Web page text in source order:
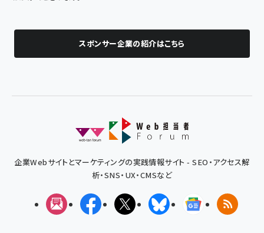
スポンサー企業の紹介はこちら
企業Webサイトとマーケティングの実践情報サイト - SEO・アクセス解
析・SNS・UX・CMSなど
メルマガFacebookX(エックス)BlueskyGoogleニュ
RSS